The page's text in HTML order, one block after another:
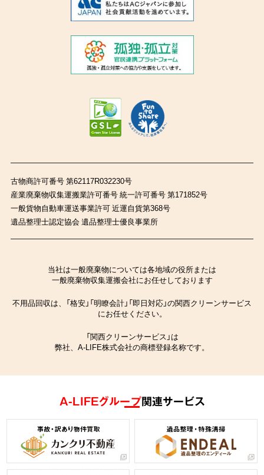
古物商許可番号 第62117R032230号
産業廃棄物収集運搬業許可番号 統一許可番号 第171852号
一般貨物自動車運送事業許可 近運自貨第368号
遺品整理士認定協会 遺品整理士優良事業所
当社は一般廃棄物については各地域の役所または
一般廃棄物収集運搬会社にお任せしております
不用品回収は、「格安」「明瞭会計」「即日対応」の関西クリーンサービス
にお任せください。
「関西クリーンサービス」は
弊社、A-LIFE株式会社の商標登録名称です。
A-LIFEグループ関連サービス